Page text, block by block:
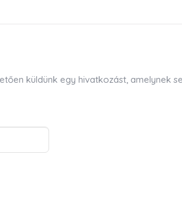
küldünk egy hivatkozást, amelynek